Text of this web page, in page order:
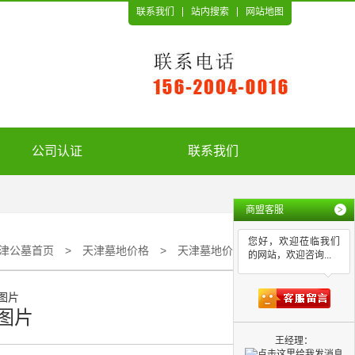
联系我们 站内搜索 网站地图
公司认证 联系我们
公墓首页 > 天津墓地价格 > 天津墓地价格图片
片
商盟客服 >
您好，欢迎莅临我们
的网站，欢迎咨询...
王经理：